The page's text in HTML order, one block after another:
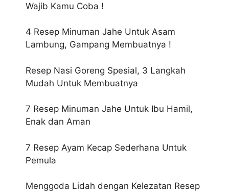
Wajib Kamu Coba !
4 Resep Minuman Jahe Untuk Asam
Lambung, Gampang Membuatnya !
Resep Nasi Goreng Spesial, 3 Langkah
Mudah Untuk Membuatnya
7 Resep Minuman Jahe Untuk Ibu Hamil,
Enak dan Aman
7 Resep Ayam Kecap Sederhana Untuk
Pemula
Menggoda Lidah dengan Kelezatan Resep